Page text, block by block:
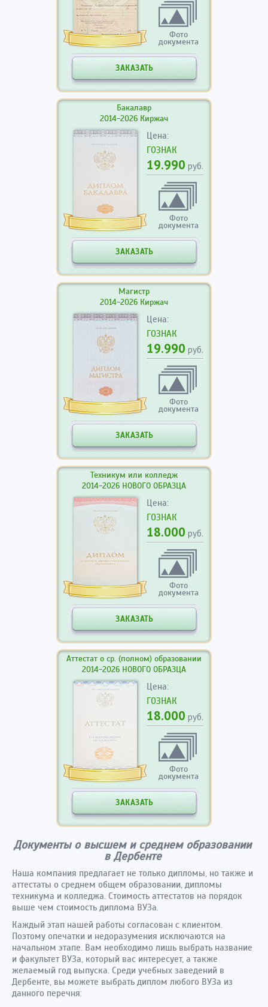
Фото
документа
ЗАКАЗАТЬ
Бакалавр
2014-2026 Киржач
Цена:
ГОЗНАК
19.990 руб.
Фото
документа
ЗАКАЗАТЬ
Магистр
2014-2026 Киржач
Цена:
ГОЗНАК
19.990 руб.
Фото
документа
ЗАКАЗАТЬ
Техникум или колледж
2014-2026 НОВОГО ОБРАЗЦА
Цена:
ГОЗНАК
18.000 руб.
Фото
документа
ЗАКАЗАТЬ
Аттестат о ср. (полном) образовании
2014-2026 НОВОГО ОБРАЗЦА
Цена:
ГОЗНАК
18.000 руб.
Фото
документа
ЗАКАЗАТЬ
Документы о высшем и среднем образовании
в Дербенте
Наша компания предлагает не только дипломы, но также и
аттестаты о среднем общем образовании, дипломы
техникума и колледжа. Стоимость аттестатов на порядок
выше чем стоимость диплома ВУЗа.
Каждый этап нашей работы согласован с клиентом.
Поэтому опечатки и недоразумения исключаются на
начальном этапе. Вам необходимо лишь выбрать название
и факультет ВУЗа, который вас интересует, а также
желаемый год выпуска. Среди учебных заведений в
Дербенте, вы можете выбрать диплом любого ВУЗа из
данного перечня: